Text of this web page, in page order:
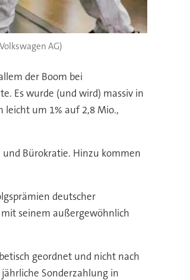
AG)
der Boom bei
Es wurde (und wird) massiv in
leicht um 1% auf 2,8 Mio.,
und Bürokratie. Hinzu kommen
deutscher
seinem außergewöhnlich
geordnet und nicht nach
Sonderzahlung in